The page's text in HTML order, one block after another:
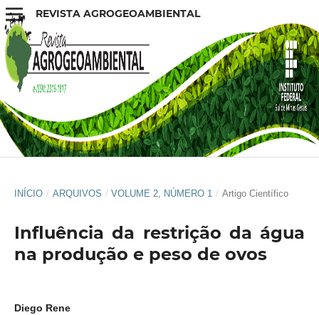
REVISTA AGROGEOAMBIENTAL
INÍCIO / ARQUIVOS / VOLUME 2, NÚMERO 1 / Artigo Científico
Influência da restrição da água
na produção e peso de ovos
Diego Rene